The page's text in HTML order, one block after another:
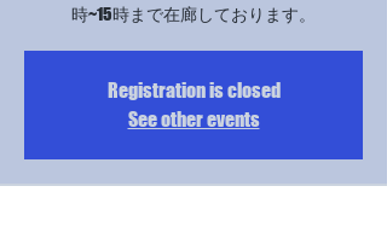
時~15時まで在廊しております。
Registration is closed
See other events